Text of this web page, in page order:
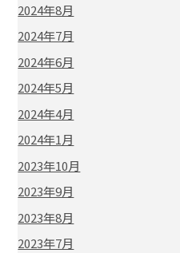
2024年8月
2024年7月
2024年6月
2024年5月
2024年4月
2024年1月
2023年10月
2023年9月
2023年8月
2023年7月